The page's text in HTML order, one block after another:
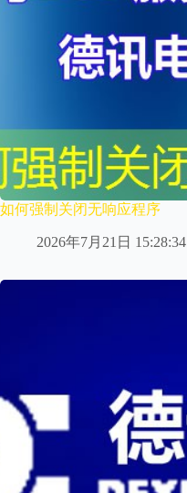
如何强制关闭无响应程序
2026年7月21日 15:28:34